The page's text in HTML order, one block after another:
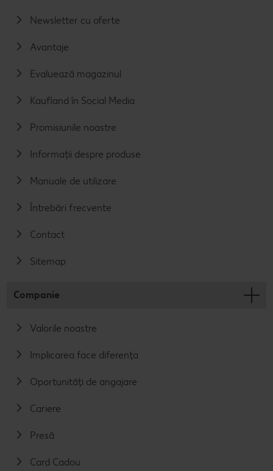
Newsletter cu oferte
Avantaje
Evaluează magazinul
Kaufland în Social Media
Promisiunile noastre
Informații despre produse
Manuale de utilizare
Întrebări frecvente
Contact
Sitemap
Companie
Valorile noastre
Implicarea face diferența
Oportunități de angajare
Cariere
Presă
Card Cadou